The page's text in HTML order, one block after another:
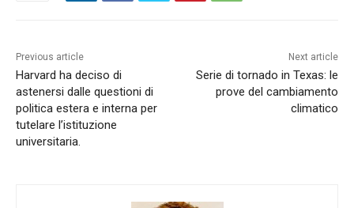
Previous article
Harvard ha deciso di
astenersi dalle questioni di
politica estera e interna per
tutelare l’istituzione
universitaria.
Next article
Serie di tornado in Texas: le
prove del cambiamento
climatico